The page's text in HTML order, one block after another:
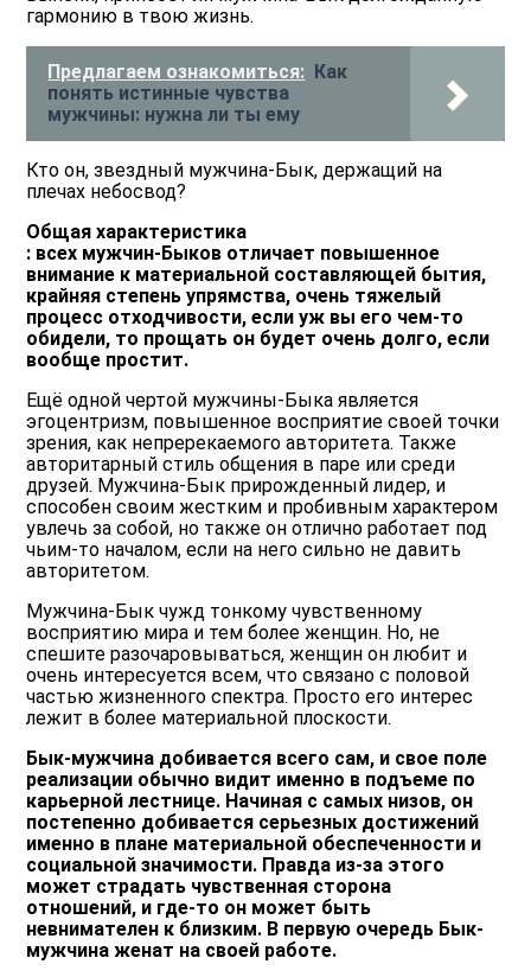
гармонию в твою жизнь.
Предлагаем ознакомиться: Как
понять истинные чувства
мужчины: нужна ли ты ему
Кто он, звездный мужчина-Бык, держащий на
плечах небосвод?
Общая характеристика
: всех мужчин-Быков отличает повышенное
внимание к материальной составляющей бытия,
крайняя степень упрямства, очень тяжелый
процесс отходчивости, если уж вы его чем-то
обидели, то прощать он будет очень долго, если
вообще простит.
Ещё одной чертой мужчины-Быка является
эгоцентризм, повышенное восприятие своей точки
зрения, как непререкаемого авторитета. Также
авторитарный стиль общения в паре или среди
друзей. Мужчина-Бык прирожденный лидер, и
способен своим жестким и пробивным характером
увлечь за собой, но также он отлично работает под
чьим-то началом, если на него сильно не давить
авторитетом.
Мужчина-Бык чужд тонкому чувственному
восприятию мира и тем более женщин. Но, не
спешите разочаровываться, женщин он любит и
очень интересуется всем, что связано с половой
частью жизненного спектра. Просто его интерес
лежит в более материальной плоскости.
Бык-мужчина добивается всего сам, и свое поле
реализации обычно видит именно в подъеме по
карьерной лестнице. Начиная с самых низов, он
постепенно добивается серьезных достижений
именно в плане материальной обеспеченности и
социальной значимости. Правда из-за этого
может страдать чувственная сторона
отношений, и где-то он может быть
невнимателен к близким. В первую очередь Бык-
мужчина женат на своей работе.